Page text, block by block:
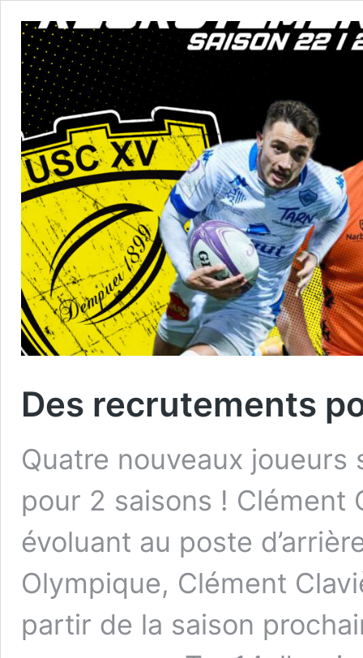
Des recrutements
Quatre nouveaux joueurs
pour 2 saisons ! Clément
évoluant au poste
Olympique, Clément
partir de la saison